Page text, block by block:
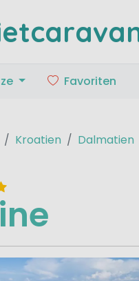
Favoriten
Kroatien Dalmatien